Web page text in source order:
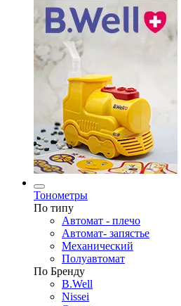
Тонометры
По типу
Автомат - плечо
Автомат- запястье
Механический
Полуавтомат
По Бренду
B.Well
Nissei